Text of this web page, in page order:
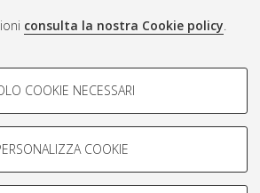
consulta la nostra Cookie policy.
-
per analizzare le caratteristiche della
creare profili in base al loro comportamento
COOKIE NECESSARI
COOKIE
sito